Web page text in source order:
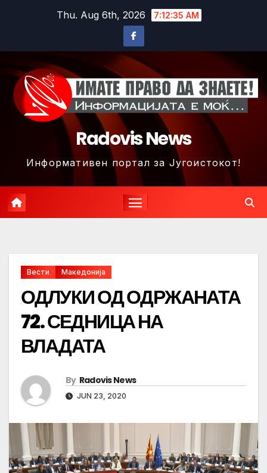
Thu. Aug 6th, 2026 7:12:38 AM
Radovis News
Информативен портал за Југоистокот!
Вести Македонија
ОДЛУКИ ОД ОДРЖАНАТА
72. СЕДНИЦА НА
ВЛАДАТА
By Radovis News
JUN 23, 2020